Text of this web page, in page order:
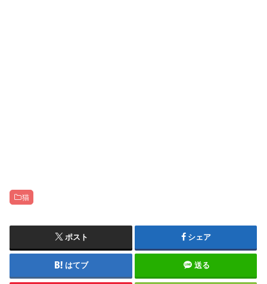
猫
ポスト シェア
はてブ 送る